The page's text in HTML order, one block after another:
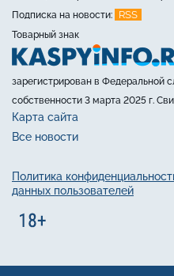
Подписка на новости:
RSS
Товарный знак
зарегистрирован в Федеральной
собственности 3 марта 2025 г.
Карта сайта
Все новости
Политика
данных пользователей